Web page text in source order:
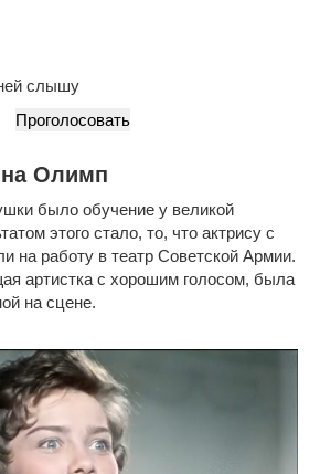
слышу
Олимп
было обучение у великой
этого стало, то, что актрису с
на работу в театр Советской Армии.
артистка с хорошим голосом, была
на сцене.